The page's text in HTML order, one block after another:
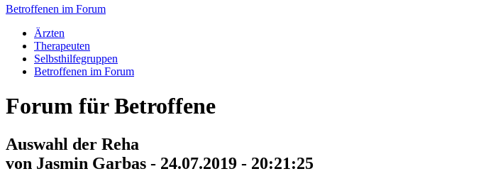
Betroffenen im Forum
Ärzten
Therapeuten
Selbsthilfegruppen
Betroffenen im Forum
Forum für Betroffene
Auswahl der Reha
von Jasmin Garbas - 24.07.2019 - 20:21:25